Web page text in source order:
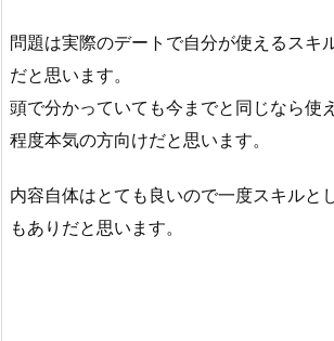
問題は実際のデートで自分が使えるスキ
だと思います。
頭で分かっていても今までと同じなら使
程度本気の方向けだと思います。
内容自体はとても良いので一度スキルと
もありだと思います。